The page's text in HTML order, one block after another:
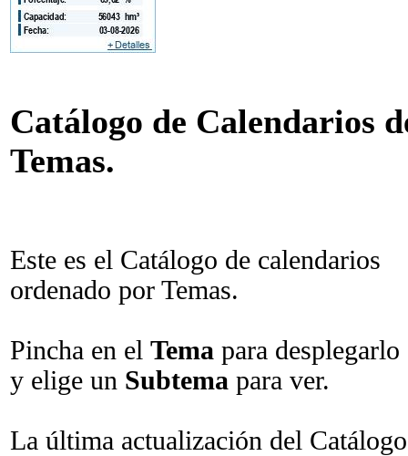
Catálogo de Calendarios
Temas.
Este es el Catálogo de calendarios
ordenado por Temas.
Pincha en el Tema para desplegarlo
y elige un Subtema para ver.
La última actualización del